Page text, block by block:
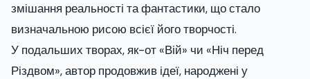
змішання реальності та фантастики, що стало
визначальною рисою всієї його творчості.
У подальших творах, як-от «Вій» чи «Ніч перед
Різдвом», автор продовжив ідеї, народжені у